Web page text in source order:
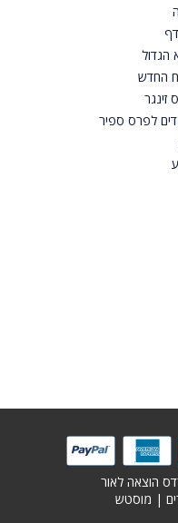
הגדול
החדש
זינגר
לפרס ספיר
https://
הוצאה לאור
| מוסטש